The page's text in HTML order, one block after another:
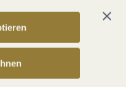
widerrufen